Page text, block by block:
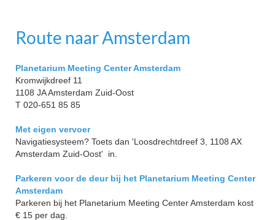
Route naar Amsterdam
Planetarium Meeting Center Amsterdam
Kromwijkdreef 11
1108 JA Amsterdam Zuid-Oost
T 020-651 85 85
Met eigen vervoer
Navigatiesysteem? Toets dan 'Loosdrechtdreef 3, 1108 AX
Amsterdam Zuid-Oost' in.
Parkeren voor de deur bij het Planetarium Meeting Center
Amsterdam
Parkeren bij het Planetarium Meeting Center Amsterdam kost
€ 15 per dag.